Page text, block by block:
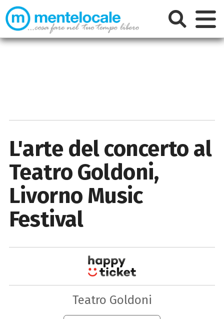
L'arte del concerto al
Teatro Goldoni,
Livorno Music
Festival
Teatro Goldoni